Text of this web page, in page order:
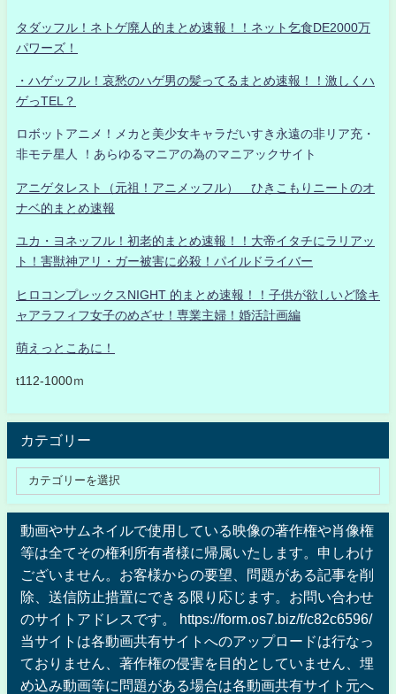
タダッフル！ネトゲ廃人的まとめ速報！！ネット乞食DE2000万
パワーズ！
・ハゲッフル！哀愁のハゲ男の髪ってるまとめ速報！！激しくハ
ゲっTEL？
ロボットアニメ！メカと美少女キャラだいすき永遠の非リア充・
非モテ星人 ！あらゆるマニアの為のマニアックサイト
アニゲタレスト（元祖！アニメッフル） ひきこもりニートのオ
ナベ的まとめ速報
ユカ・ヨネッフル！初老的まとめ速報！！大帝イタチにラリアッ
ト！害獣神アリ・ガー被害に必殺！パイルドライバー
ヒロコンプレックスNIGHT 的まとめ速報！！子供が欲しいど陰キ
ャアラフィフ女子のめざせ！専業主婦！婚活計画編
萌えっとこあに！
t112-1000ｍ
カテゴリー
動画やサムネイルで使用している映像の著作権や肖像権
等は全てその権利所有者様に帰属いたします。申しわけ
ございません。お客様からの要望、問題がある記事を削
除、送信防止措置にできる限り応じます。お問い合わせ
のサイトアドレスです。 https://form.os7.biz/f/c82c6596/
当サイトは各動画共有サイトへのアップロードは行なっ
ておりません、著作権の侵害を目的としていません、埋
め込み動画等に問題がある場合は各動画共有サイト元へ